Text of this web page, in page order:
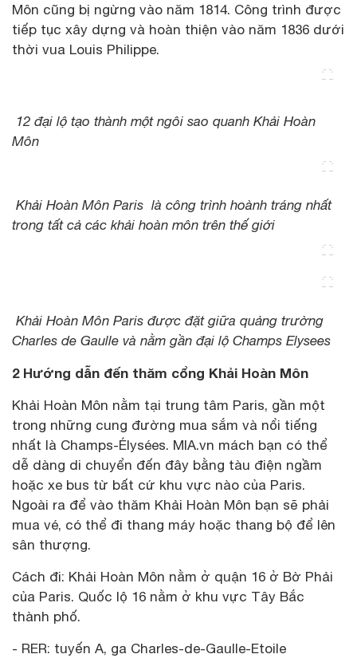
Môn cũng bị ngừng vào năm 1814. Công trình được
tiếp tục xây dựng và hoàn thiện vào năm 1836 dưới
thời vua Louis Philippe.
12 đại lộ tạo thành một ngôi sao quanh Khải Hoàn
Môn
Khải Hoàn Môn Paris là công trình hoành tráng nhất
trong tất cả các khải hoàn môn trên thế giới
Khải Hoàn Môn Paris được đặt giữa quảng trường
Charles de Gaulle và nằm gần đại lộ Champs Elysees
2 Hướng dẫn đến thăm cổng Khải Hoàn Môn
Khải Hoàn Môn nằm tại trung tâm Paris, gần một
trong những cung đường mua sắm và nổi tiếng
nhất là Champs-Élysées. MIA.vn mách bạn có thể
dễ dàng di chuyển đến đây bằng tàu điện ngầm
hoặc xe bus từ bất cứ khu vực nào của Paris.
Ngoài ra để vào thăm Khải Hoàn Môn bạn sẽ phải
mua vé, có thể đi thang máy hoặc thang bộ để lên
sân thượng.
Cách đi: Khải Hoàn Môn nằm ở quận 16 ở Bờ Phải
của Paris. Quốc lộ 16 nằm ở khu vực Tây Bắc
thành phố.
- RER: tuyến A, ga Charles-de-Gaulle-Etoile